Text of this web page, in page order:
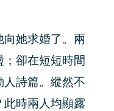
她求婚了。兩
；卻在短短時間
人詩篇。縱然不
此時兩人均顯露